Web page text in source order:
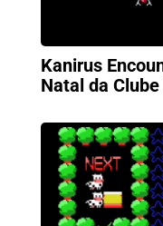
Kanirus
Natal da